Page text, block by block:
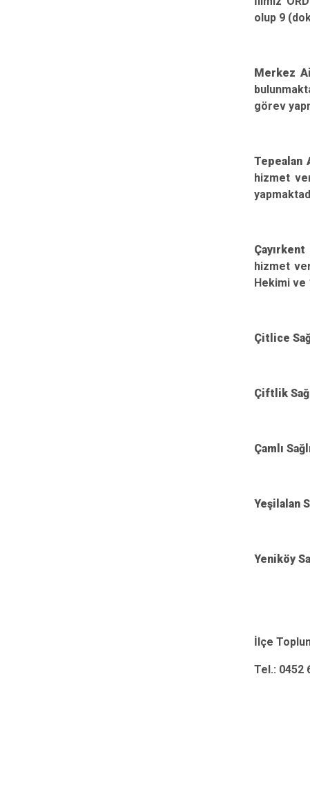
olup 9
Merkez
görev
Tepealan
hizmet
hizmet
Hekimi ve
Çitlice
Çiftlik
Çamlı
Yeşilalan
Yeniköy
İlçe
Tel.: 0452